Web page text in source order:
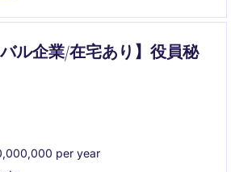
バル企業/在宅あり】役員秘
per year